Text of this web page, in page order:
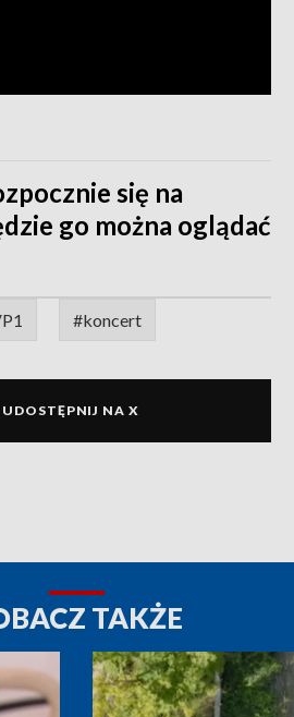
się na
go można oglądać
#koncert
UDOSTĘPNIJ NA X
TAKŻE